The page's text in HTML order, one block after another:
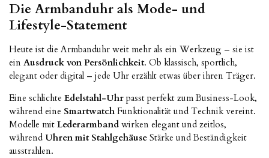
Die Armbanduhr als Mode- und
Lifestyle-Statement
Heute ist die Armbanduhr weit mehr als ein Werkzeug – sie ist
ein Ausdruck von Persönlichkeit. Ob klassisch, sportlich,
elegant oder digital – jede Uhr erzählt etwas über ihren Träger.
Eine schlichte Edelstahl-Uhr passt perfekt zum Business-Look,
während eine Smartwatch Funktionalität und Technik vereint.
Modelle mit Lederarmband wirken elegant und zeitlos,
während Uhren mit Stahlgehäuse Stärke und Beständigkeit
ausstrahlen.